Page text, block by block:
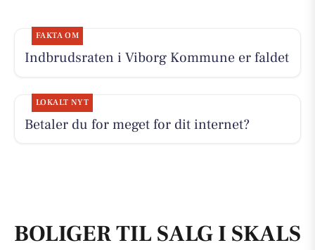
FAKTA OM
Indbrudsraten i Viborg Kommune er faldet
LOKALT NYT
Betaler du for meget for dit internet?
BOLIGER TIL SALG I SKALS